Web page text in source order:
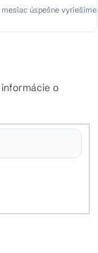
úspešne vyriešime
o